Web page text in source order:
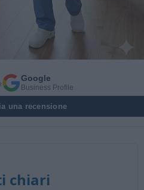
Google
Business Profile
una recensione
chiari